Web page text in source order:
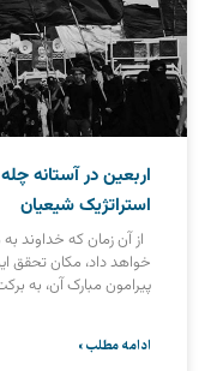
اربعین در آستانه
استراتژیک شیعیان
از آن زمان که خداوند
خواهد داد، مکان تحقق
پیرامون مبارک آن، به
ادامه مطلب »